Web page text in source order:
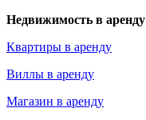
Недвижимость в аренду
Квартиры в аренду
Виллы в аренду
Магазин в аренду